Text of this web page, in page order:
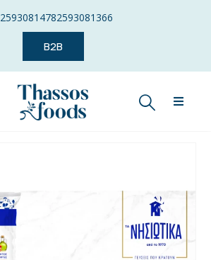
25930814782593081366
B2B